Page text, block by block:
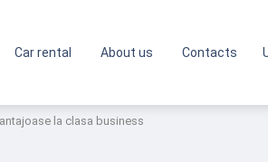
Car rental About us Contacts
la clasa business